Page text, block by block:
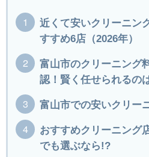
近くて安いクリーニン
すすめ6店（2026年）
富山市のクリーニング
認！賢く任せられるの
富山市での安いクリー
おすすめクリーニング
でも選ぶなら!?